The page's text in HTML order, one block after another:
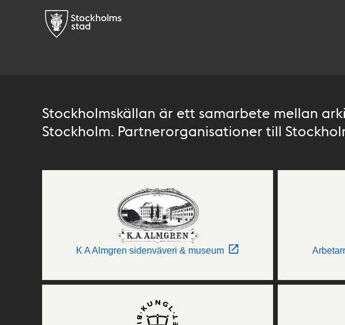
Stockholmskällan är ett samarbete mellan
Stockholm. Partnerorganisationer till
K A Almgren sidenväveri & museum